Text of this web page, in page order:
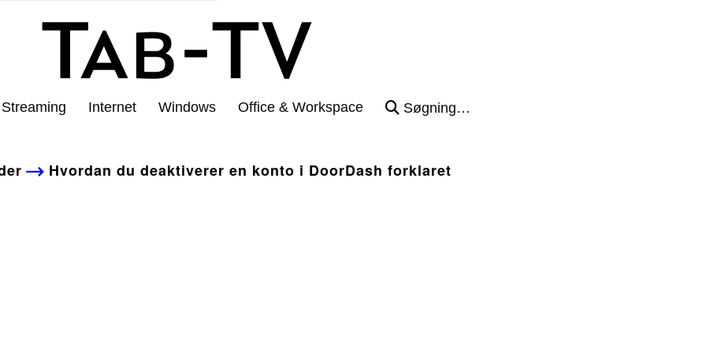
Streaming Internet Windows Office & Workspace Søgning…
Hvordan du deaktiverer en konto i DoorDash forklaret